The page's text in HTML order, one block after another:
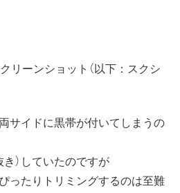
リーンショット（以下：スクシ
サイドに黒帯が付いてしまうの
）していたのですが
ったりトリミングするのは至難